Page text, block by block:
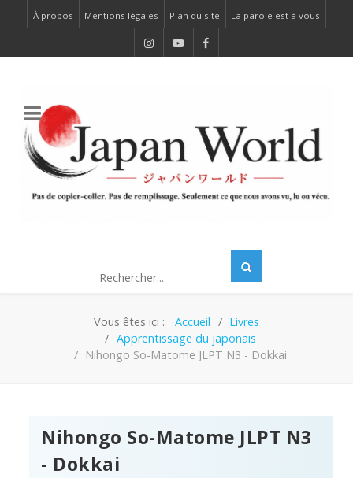
À propos Mentions légales Plan du site La parole est à vous
Vous êtes ici : Accueil
Livres
Apprentissage du japonais
Nihongo So-Matome JLPT N3 - Dokkai
Nihongo So-Matome JLPT N3
- Dokkai